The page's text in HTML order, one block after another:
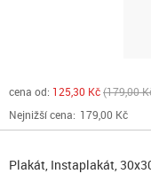
cena od: 125,30 Kč 179,00
Nejnižší cena: 179,00 Kč
Plakát, Instaplakát,